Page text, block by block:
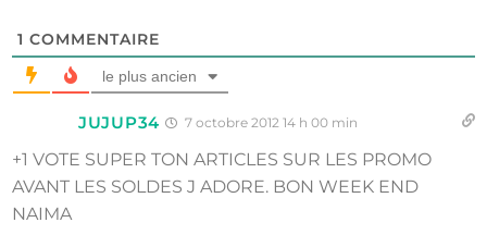
1 COMMENTAIRE
le plus ancien
JUJUP34 7 octobre 2012 14 h 00 min
+1 VOTE SUPER TON ARTICLES SUR LES PROMO
AVANT LES SOLDES J ADORE. BON WEEK END
NAIMA